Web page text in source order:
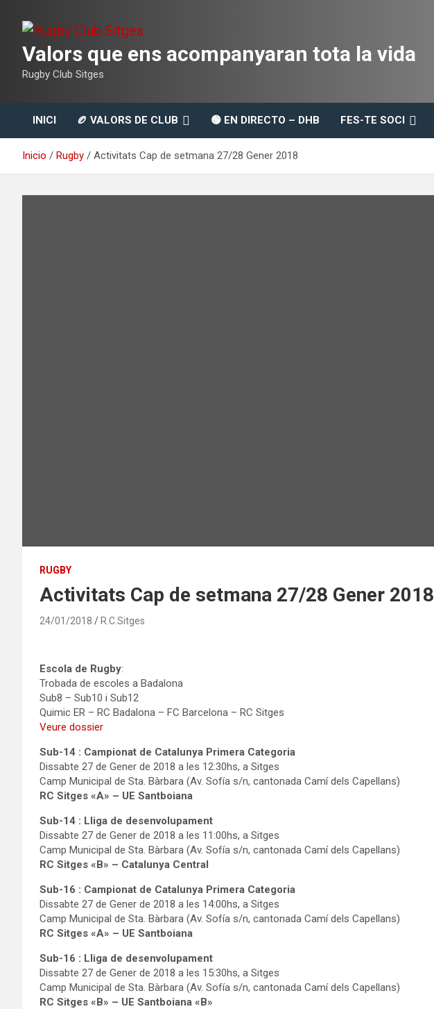
contenido
Valors que ens acompanyaran tota la vida
Rugby Club Sitges
INICI 🏉 VALORS DE CLUB 🟢 EN DIRECTO – DHB FES-TE SOCI
Inicio Rugby Activitats Cap de setmana 27/28 Gener 2018
RUGBY
Activitats Cap de setmana 27/28 Gener 2018
24/01/2018 R.C.Sitges
Escola de Rugby:
Trobada de escoles a Badalona
Sub8 – Sub10 i Sub12
Quimic ER – RC Badalona – FC Barcelona – RC Sitges
Veure dossier
Sub-14 : Campionat de Catalunya Primera Categoria
Dissabte 27 de Gener de 2018 a les 12:30hs, a Sitges
Camp Municipal de Sta. Bàrbara (Av. Sofía s/n, cantonada Camí dels Capellans)
RC Sitges «A» – UE Santboiana
Sub-14 : Lliga de desenvolupament
Dissabte 27 de Gener de 2018 a les 11:00hs, a Sitges
Camp Municipal de Sta. Bàrbara (Av. Sofía s/n, cantonada Camí dels Capellans)
RC Sitges «B» – Catalunya Central
Sub-16 : Campionat de Catalunya Primera Categoria
Dissabte 27 de Gener de 2018 a les 14:00hs, a Sitges
Camp Municipal de Sta. Bàrbara (Av. Sofía s/n, cantonada Camí dels Capellans)
RC Sitges «A» – UE Santboiana
Sub-16 : Lliga de desenvolupament
Dissabte 27 de Gener de 2018 a les 15:30hs, a Sitges
Camp Municipal de Sta. Bàrbara (Av. Sofía s/n, cantonada Camí dels Capellans)
RC Sitges «B» – UE Santboiana «B»